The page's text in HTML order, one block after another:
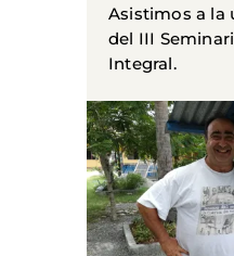
Asistimos a la
del III
Integral.